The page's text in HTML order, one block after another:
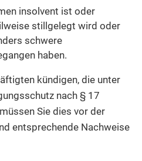
insolvent ist oder
stillgelegt wird oder
schwere
haben.
kündigen, die unter
nach § 17
Sie dies vor der
entsprechende Nachweise